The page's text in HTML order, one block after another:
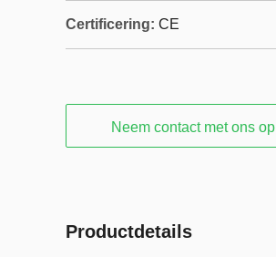
Certificering: CE
Neem contact met ons op
Productdetails